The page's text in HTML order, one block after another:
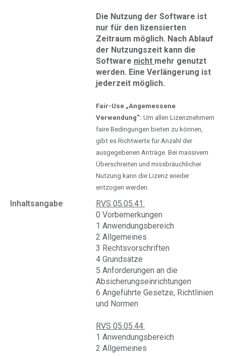
Die Nutzung der Software ist
nur für den lizensierten
Zeitraum möglich. Nach Ablauf
der Nutzungszeit kann die
Software nicht mehr genutzt
werden. Eine Verlängerung ist
jederzeit möglich.
Fair-Use „Angemessene
Verwendung“: Um allen Lizenznehmern
faire Bedingungen bieten zu können,
gibt es Richtwerte für Anzahl der
ausgegebenen Anträge. Bei massivem
Überschreiten und missbräuchlicher
Nutzung kann die Lizenz wieder
entzogen werden.
Inhaltsangabe
RVS 05.05.41:
0 Vorbemerkungen
1 Anwendungsbereich
2 Allgemeines
3 Rechtsvorschriften
4 Grundsätze
5 Anforderungen an die
Absicherungseinrichtungen
6 Angeführte Gesetze, Richtlinien
und Normen
RVS 05.05.44:
1 Anwendungsbereich
2 Allgemeines